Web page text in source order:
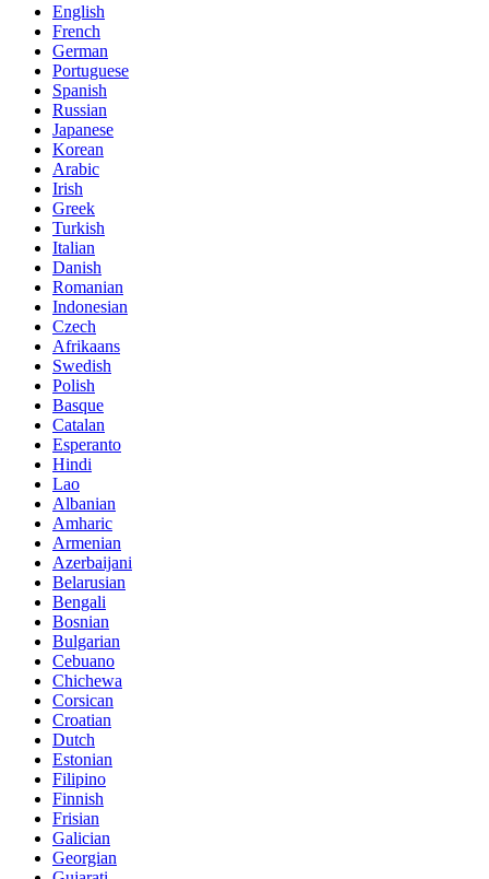
English
French
German
Portuguese
Spanish
Russian
Japanese
Korean
Arabic
Irish
Greek
Turkish
Italian
Danish
Romanian
Indonesian
Czech
Afrikaans
Swedish
Polish
Basque
Catalan
Esperanto
Hindi
Lao
Albanian
Amharic
Armenian
Azerbaijani
Belarusian
Bengali
Bosnian
Bulgarian
Cebuano
Chichewa
Corsican
Croatian
Dutch
Estonian
Filipino
Finnish
Frisian
Galician
Georgian